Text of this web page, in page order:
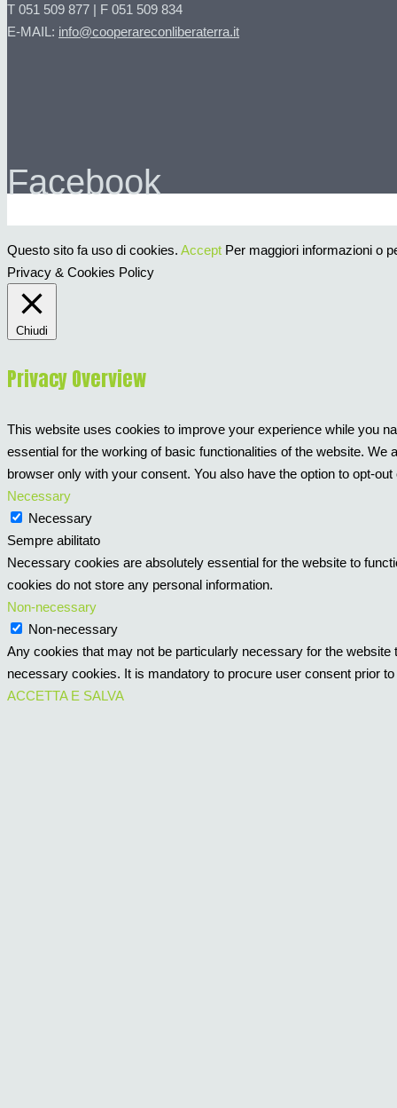
T 051 509 877 | F 051 509 834
E-MAIL: info@cooperareconliberaterra.it
Facebook
Questo sito fa uso di cookies. Accept Per maggiori informazioni o
Privacy & Cookies Policy
Chiudi
Privacy Overview
This website uses cookies to improve your experience while you
essential for the working of basic functionalities of the website.
browser only with your consent. You also have the option to opt-
Necessary
Necessary
Sempre abilitato
Necessary cookies are absolutely essential for the website to
cookies do not store any personal information.
Non-necessary
Non-necessary
Any cookies that may not be particularly necessary for the
necessary cookies. It is mandatory to procure user consent prior
ACCETTA E SALVA